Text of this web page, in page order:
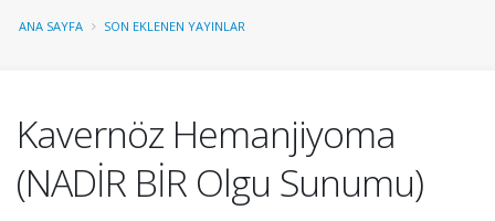
ANA SAYFA SON EKLENEN YAYINLAR
Kavernöz Hemanjiyoma
(NADİR BİR Olgu Sunumu)